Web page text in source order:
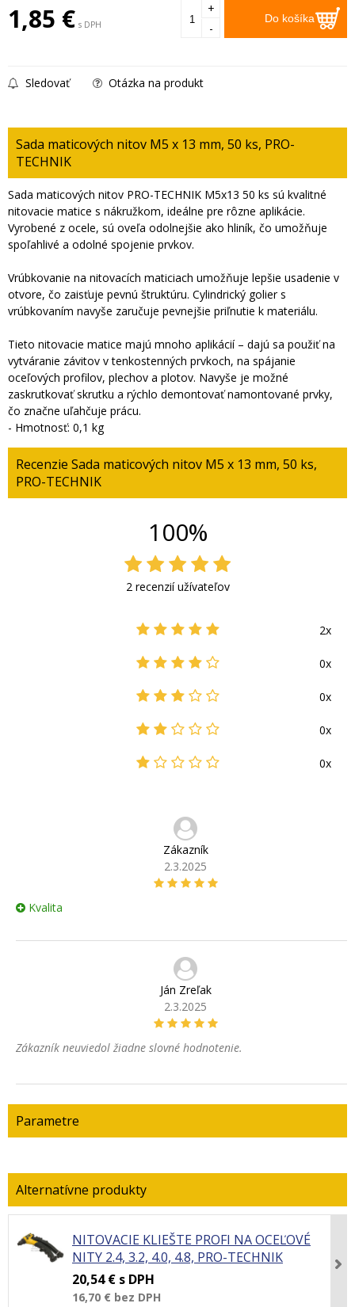
1,85 € s DPH Do košíka
+
-
Sledovať Otázka na produkt
Sada maticových nitov M5 x 13 mm, 50 ks, PRO-
TECHNIK
Sada maticových nitov PRO-TECHNIK M5x13 50 ks sú kvalitné
nitovacie matice s nákružkom, ideálne pre rôzne aplikácie.
Vyrobené z ocele, sú oveľa odolnejšie ako hliník, čo umožňuje
spoľahlivé a odolné spojenie prvkov.
Vrúbkovanie na nitovacích maticiach umožňuje lepšie usadenie v
otvore, čo zaisťuje pevnú štruktúru. Cylindrický golier s
vrúbkovaním navyše zaručuje pevnejšie priľnutie k materiálu.
Tieto nitovacie matice majú mnoho aplikácií – dajú sa použiť na
vytváranie závitov v tenkostenných prvkoch, na spájanie
oceľových profilov, plechov a plotov. Navyše je možné
zaskrutkovať skrutku a rýchlo demontovať namontované prvky,
čo značne uľahčuje prácu.
- Hmotnosť: 0,1 kg
Recenzie Sada maticových nitov M5 x 13 mm, 50 ks,
PRO-TECHNIK
100%
2 recenzií užívateľov
2x
0x
0x
0x
0x
Zákazník
2.3.2025
Kvalita
Ján Zreľak
2.3.2025
Zákazník neuviedol žiadne slovné hodnotenie.
Parametre
NITOVACIE KLIEŠTE PROFI NA OCEĽOVÉ
NITY 2.4, 3.2, 4.0, 4.8, PRO-TECHNIK
20,54 € s DPH
16,70 € bez DPH